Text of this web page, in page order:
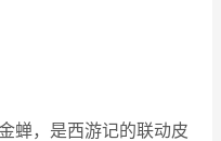
蝉，是西游记的联动皮